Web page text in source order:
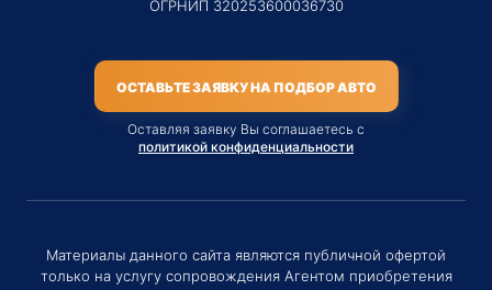
ОГРНИП 320253600036730
ОСТАВЬТЕ ЗАЯВКУ НА ПОДБОР АВТО
Оставляя заявку Вы соглашаетесь с
политикой конфиденциальности
Материалы данного сайта являются публичной офертой
только на услугу сопровождения Агентом приобретения